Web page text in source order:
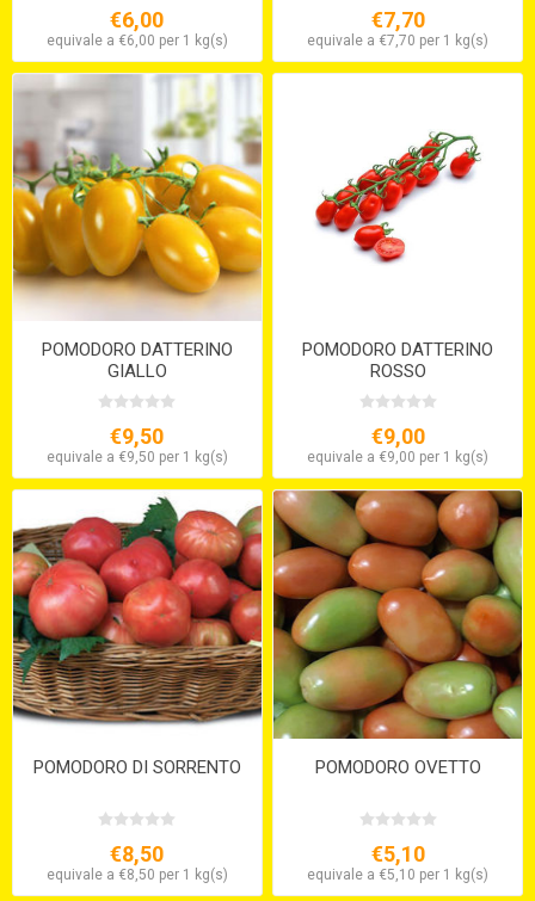
€6,00
equivale a €6,00 per 1 kg(s)
€7,70
equivale a €7,70 per 1 kg(s)
POMODORO DATTERINO
GIALLO
€9,50
equivale a €9,50 per 1 kg(s)
POMODORO DATTERINO
ROSSO
€9,00
equivale a €9,00 per 1 kg(s)
POMODORO DI SORRENTO
€8,50
equivale a €8,50 per 1 kg(s)
POMODORO OVETTO
€5,10
equivale a €5,10 per 1 kg(s)